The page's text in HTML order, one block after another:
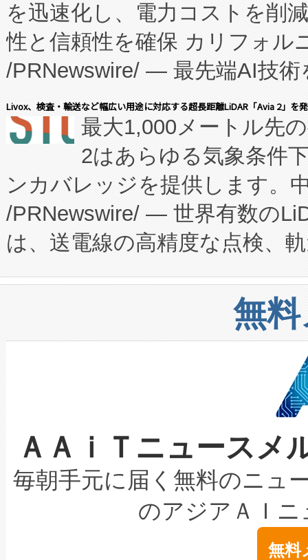
従来のフェッドバッチ施設の
に、患者やサプライチェーン
キー方式で拡張性が高く、持
す。FCCM‑を活用した現地生
患者にとっての費用負担を大
のアクセスを大幅に拡大する
Fully-Connected Continuous
プログラムには、施設設計・
に関する技術移転および知的
構造化トレーニングカリキュ
上げおよび商用化段階におけ
設備整備および立ち上げ調整
加組織は、Enzeneのバイオ
選定された製品について、自
取得できる可能性もあります
設には、3億～4億ドルかか
最高経営責任者（CEO）であ
す。「当社のfully-connected
ームを利用すれば、6,000万
を迅速化し、電力コストを削
性と信頼性を確保 カリフォル
/PRNewswire/ — 最先端AI技術
会社エーアイ・アンド：本社
President原信平）と、エンタ
ードするVoltaiqは、日本にあ
ーエネルギー貯蔵システム（
た。 Voltaiq独自のAI搭載プラ
定、統合、導入、運用に至る
安全性を追跡し、確保する事
増加しているデータセンター
る電力網に大きな負担をかけ
事業者の負担軽減という課題
系統連系を迅速にし、ピーク
限を超えて利用可能な電力容
持できるよう貢献します。こ
ービスレベル契約（SLA）違
テリー性能の劣化によるダウ
念は、現在データセンターが
Livox、検査・輸送など幅広い用途に対応する超長距離LiDAR「Avia 2」を
最大1,000メートル先
2はあらゆる気象条件
ンカバレッジを提供します。
/PRNewswire/ — 世界有数の
は、送電線の高精度な点検、
や穀物倉庫におけるバルク材
リューション「Avia 2」を発
したAvia 2は、1,000メート
狭視野のFOVを切り替えるこ
ケーブル、枝などの細かな対
なレーザースポットにより、
な環境下でも豊かなディテー
キロメートル範囲を検出
LiDAR for Inspections,
は1535 nmレーザーを搭載。
無
ＡＡｉＴニュース
毎朝手元に届く無料のニュ
のアジアＡＩ
無料